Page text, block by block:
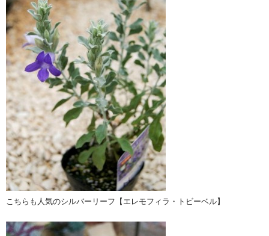
こちらも人気のシルバーリーフ【エレモフィラ・トビーベル】